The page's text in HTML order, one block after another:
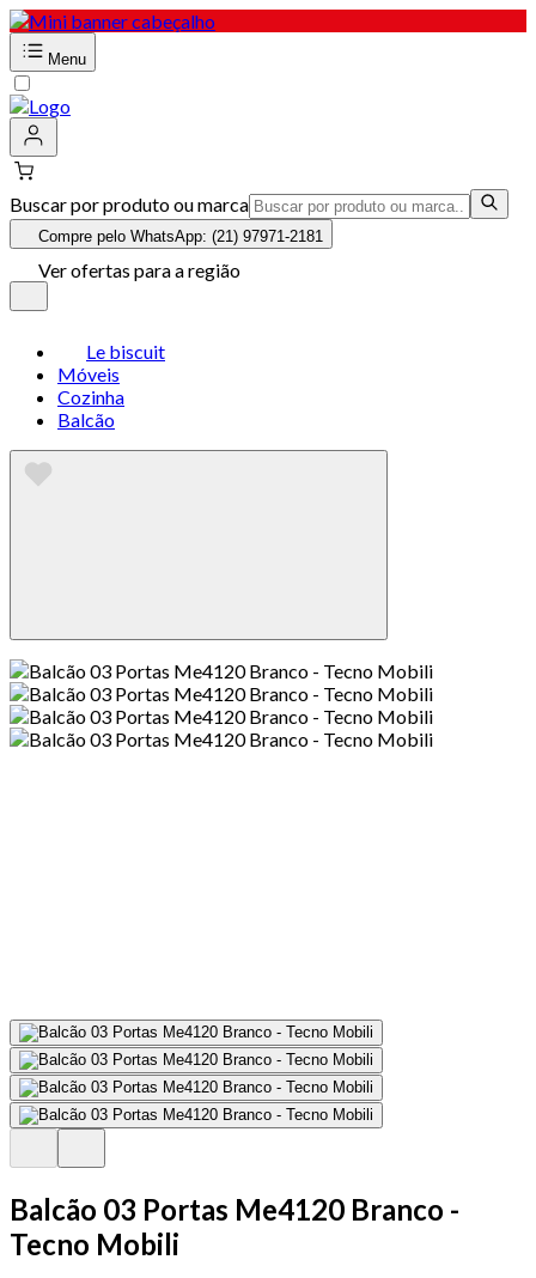
Menu
Buscar por produto ou marca
Compre pelo WhatsApp: (21) 97971-2181
Ver ofertas para a região
Le biscuit
Móveis
Cozinha
Balcão
Balcão 03 Portas Me4120 Branco -
Tecno Mobili